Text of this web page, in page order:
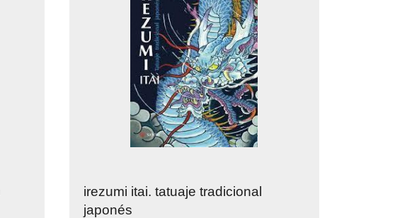
irezumi itai. tatuaje tradicional
japonés